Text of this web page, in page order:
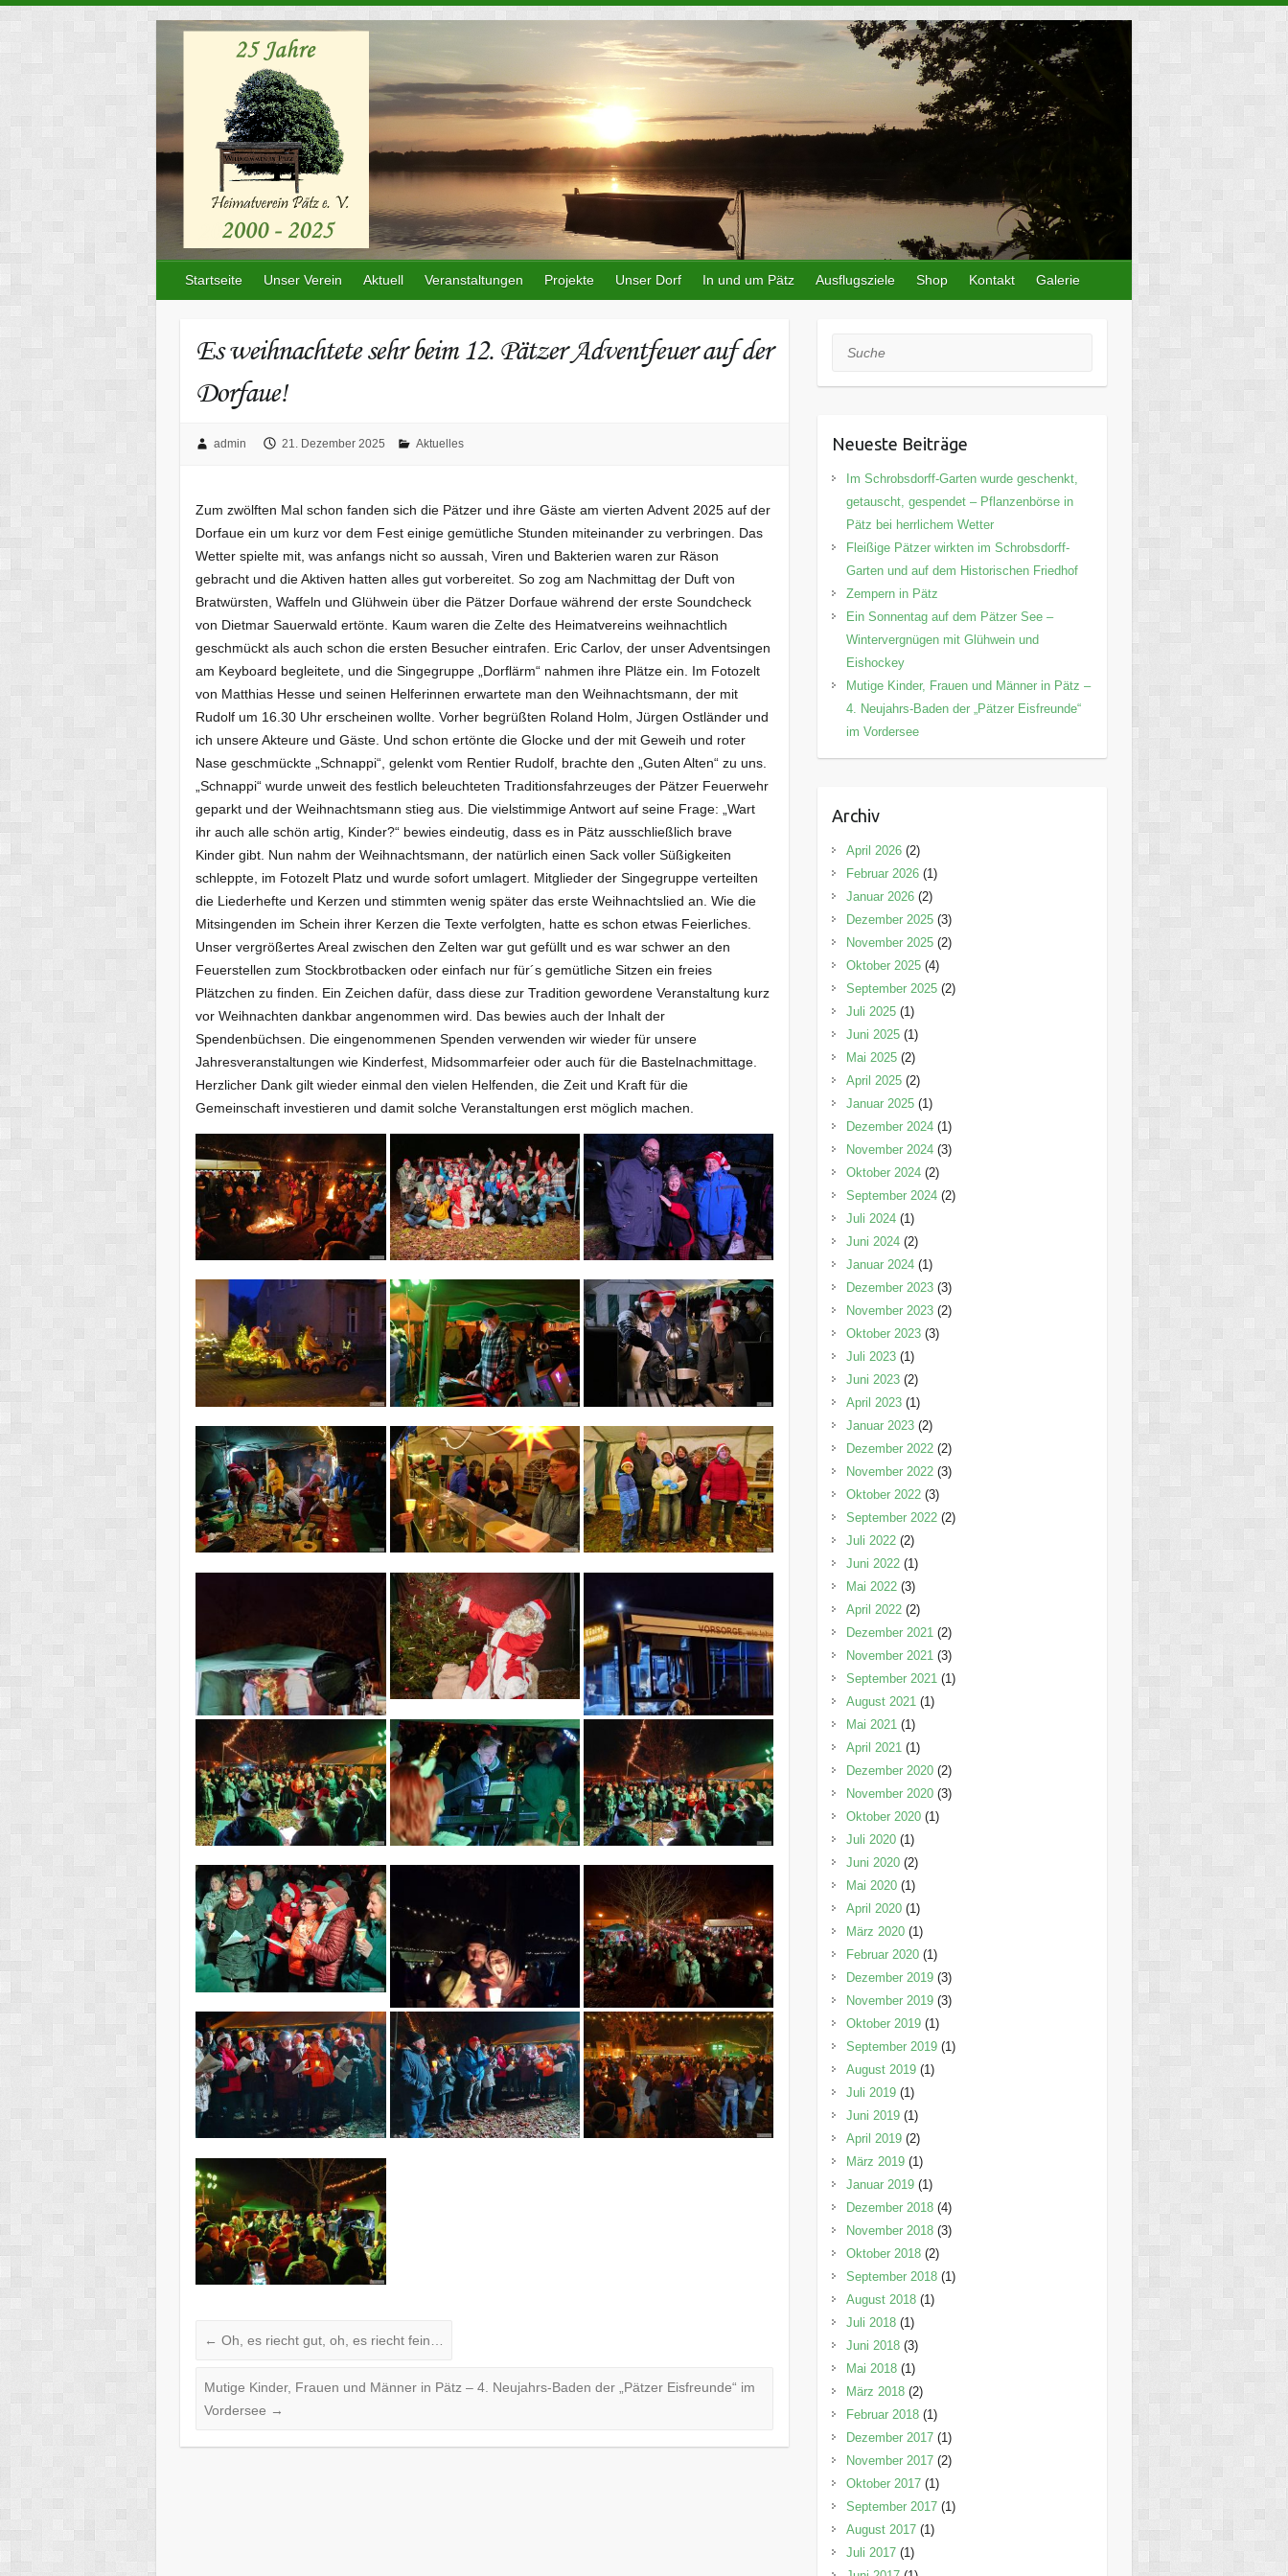
content
Startseite Unser Verein Aktuell Veranstaltungen Projekte Unser Dorf In und um Pätz Ausflugsziele Shop Kontakt Galerie
Es weihnachtete sehr beim 12. Pätzer Adventfeuer auf der
Dorfaue!
admin 21. Dezember 2025 Aktuelles
Zum zwölften Mal schon fanden sich die Pätzer und ihre Gäste am vierten Advent 2025 auf der
Dorfaue ein um kurz vor dem Fest einige gemütliche Stunden miteinander zu verbringen. Das
Wetter spielte mit, was anfangs nicht so aussah, Viren und Bakterien waren zur Räson
gebracht und die Aktiven hatten alles gut vorbereitet. So zog am Nachmittag der Duft von
Bratwürsten, Waffeln und Glühwein über die Pätzer Dorfaue während der erste Soundcheck
von Dietmar Sauerwald ertönte. Kaum waren die Zelte des Heimatvereins weihnachtlich
geschmückt als auch schon die ersten Besucher eintrafen. Eric Carlov, der unser Adventsingen
am Keyboard begleitete, und die Singegruppe „Dorflärm“ nahmen ihre Plätze ein. Im Fotozelt
von Matthias Hesse und seinen Helferinnen erwartete man den Weihnachtsmann, der mit
Rudolf um 16.30 Uhr erscheinen wollte. Vorher begrüßten Roland Holm, Jürgen Ostländer und
ich unsere Akteure und Gäste. Und schon ertönte die Glocke und der mit Geweih und roter
Nase geschmückte „Schnappi“, gelenkt vom Rentier Rudolf, brachte den „Guten Alten“ zu uns.
„Schnappi“ wurde unweit des festlich beleuchteten Traditionsfahrzeuges der Pätzer Feuerwehr
geparkt und der Weihnachtsmann stieg aus. Die vielstimmige Antwort auf seine Frage: „Wart
ihr auch alle schön artig, Kinder?“ bewies eindeutig, dass es in Pätz ausschließlich brave
Kinder gibt. Nun nahm der Weihnachtsmann, der natürlich einen Sack voller Süßigkeiten
schleppte, im Fotozelt Platz und wurde sofort umlagert. Mitglieder der Singegruppe verteilten
die Liederhefte und Kerzen und stimmten wenig später das erste Weihnachtslied an. Wie die
Mitsingenden im Schein ihrer Kerzen die Texte verfolgten, hatte es schon etwas Feierliches.
Unser vergrößertes Areal zwischen den Zelten war gut gefüllt und es war schwer an den
Feuerstellen zum Stockbrotbacken oder einfach nur für´s gemütliche Sitzen ein freies
Plätzchen zu finden. Ein Zeichen dafür, dass diese zur Tradition gewordene Veranstaltung kurz
vor Weihnachten dankbar angenommen wird. Das bewies auch der Inhalt der
Spendenbüchsen. Die eingenommenen Spenden verwenden wir wieder für unsere
Jahresveranstaltungen wie Kinderfest, Midsommarfeier oder auch für die Bastelnachmittage.
Herzlicher Dank gilt wieder einmal den vielen Helfenden, die Zeit und Kraft für die
Gemeinschaft investieren und damit solche Veranstaltungen erst möglich machen.
← Oh, es riecht gut, oh, es riecht fein…
Mutige Kinder, Frauen und Männer in Pätz – 4. Neujahrs-Baden der „Pätzer Eisfreunde“ im
Vordersee →
Suche
Neueste Beiträge
Im Schrobsdorff-Garten wurde geschenkt,
getauscht, gespendet – Pflanzenbörse in
Pätz bei herrlichem Wetter
Fleißige Pätzer wirkten im Schrobsdorff-
Garten und auf dem Historischen Friedhof
Zempern in Pätz
Ein Sonnentag auf dem Pätzer See –
Wintervergnügen mit Glühwein und
Eishockey
Mutige Kinder, Frauen und Männer in Pätz –
4. Neujahrs-Baden der „Pätzer Eisfreunde“
im Vordersee
Archiv
April 2026(2)
Februar 2026(1)
Januar 2026(2)
Dezember 2025(3)
November 2025(2)
Oktober 2025(4)
September 2025(2)
Juli 2025(1)
Juni 2025(1)
Mai 2025(2)
April 2025(2)
Januar 2025(1)
Dezember 2024(1)
November 2024(3)
Oktober 2024(2)
September 2024(2)
Juli 2024(1)
Juni 2024(2)
Januar 2024(1)
Dezember 2023(3)
November 2023(2)
Oktober 2023(3)
Juli 2023(1)
Juni 2023(2)
April 2023(1)
Januar 2023(2)
Dezember 2022(2)
November 2022(3)
Oktober 2022(3)
September 2022(2)
Juli 2022(2)
Juni 2022(1)
Mai 2022(3)
April 2022(2)
Dezember 2021(2)
November 2021(3)
September 2021(1)
August 2021(1)
Mai 2021(1)
April 2021(1)
Dezember 2020(2)
November 2020(3)
Oktober 2020(1)
Juli 2020(1)
Juni 2020(2)
Mai 2020(1)
April 2020(1)
März 2020(1)
Februar 2020(1)
Dezember 2019(3)
November 2019(3)
Oktober 2019(1)
September 2019(1)
August 2019(1)
Juli 2019(1)
Juni 2019(1)
April 2019(2)
März 2019(1)
Januar 2019(1)
Dezember 2018(4)
November 2018(3)
Oktober 2018(2)
September 2018(1)
August 2018(1)
Juli 2018(1)
Juni 2018(3)
Mai 2018(1)
März 2018(2)
Februar 2018(1)
Dezember 2017(1)
November 2017(2)
Oktober 2017(1)
September 2017(1)
August 2017(1)
Juli 2017(1)